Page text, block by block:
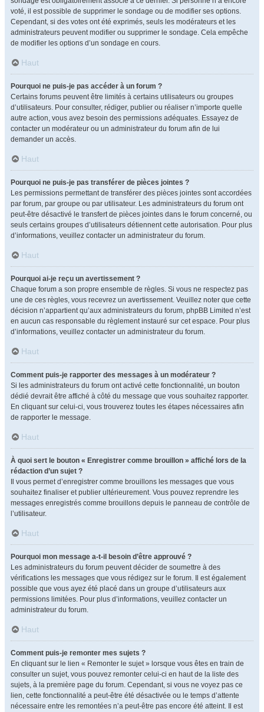
voté, il est possible de supprimer le sondage ou de modifier ses options.
Cependant, si des votes ont été exprimés, seuls les modérateurs et les
administrateurs peuvent modifier ou supprimer le sondage. Cela empêche
de modifier les options d’un sondage en cours.
Haut
Pourquoi ne puis-je pas accéder à un forum ?
Certains forums peuvent être limités à certains utilisateurs ou groupes
d’utilisateurs. Pour consulter, rédiger, publier ou réaliser n’importe quelle
autre action, vous avez besoin des permissions adéquates. Essayez de
contacter un modérateur ou un administrateur du forum afin de lui
demander un accès.
Haut
Pourquoi ne puis-je pas transférer de pièces jointes ?
Les permissions permettant de transférer des pièces jointes sont accordées
par forum, par groupe ou par utilisateur. Les administrateurs du forum ont
peut-être désactivé le transfert de pièces jointes dans le forum concerné, ou
seuls certains groupes d’utilisateurs détiennent cette autorisation. Pour plus
d’informations, veuillez contacter un administrateur du forum.
Haut
Pourquoi ai-je reçu un avertissement ?
Chaque forum a son propre ensemble de règles. Si vous ne respectez pas
une de ces règles, vous recevrez un avertissement. Veuillez noter que cette
décision n’appartient qu’aux administrateurs du forum, phpBB Limited n’est
en aucun cas responsable du règlement instauré sur cet espace. Pour plus
d’informations, veuillez contacter un administrateur du forum.
Haut
Comment puis-je rapporter des messages à un modérateur ?
Si les administrateurs du forum ont activé cette fonctionnalité, un bouton
dédié devrait être affiché à côté du message que vous souhaitez rapporter.
En cliquant sur celui-ci, vous trouverez toutes les étapes nécessaires afin
de rapporter le message.
Haut
À quoi sert le bouton « Enregistrer comme brouillon » affiché lors de la
rédaction d’un sujet ?
Il vous permet d’enregistrer comme brouillons les messages que vous
souhaitez finaliser et publier ultérieurement. Vous pouvez reprendre les
messages enregistrés comme brouillons depuis le panneau de contrôle de
l’utilisateur.
Haut
Pourquoi mon message a-t-il besoin d’être approuvé ?
Les administrateurs du forum peuvent décider de soumettre à des
vérifications les messages que vous rédigez sur le forum. Il est également
possible que vous ayez été placé dans un groupe d’utilisateurs aux
permissions limitées. Pour plus d’informations, veuillez contacter un
administrateur du forum.
Haut
Comment puis-je remonter mes sujets ?
En cliquant sur le lien « Remonter le sujet » lorsque vous êtes en train de
consulter un sujet, vous pouvez remonter celui-ci en haut de la liste des
sujets, à la première page du forum. Cependant, si vous ne voyez pas ce
lien, cette fonctionnalité a peut-être été désactivée ou le temps d’attente
nécessaire entre les remontées n’a peut-être pas encore été atteint. Il est